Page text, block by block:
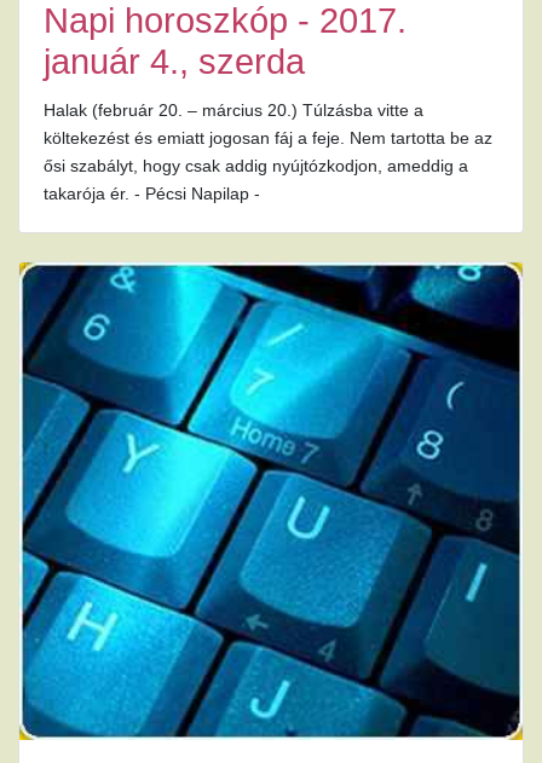
Napi horoszkóp - 2017.
január 4., szerda
Halak (február 20. – március 20.) Túlzásba vitte a
költekezést és emiatt jogosan fáj a feje. Nem tartotta be az
ősi szabályt, hogy csak addig nyújtózkodjon, ameddig a
takarója ér. - Pécsi Napilap -